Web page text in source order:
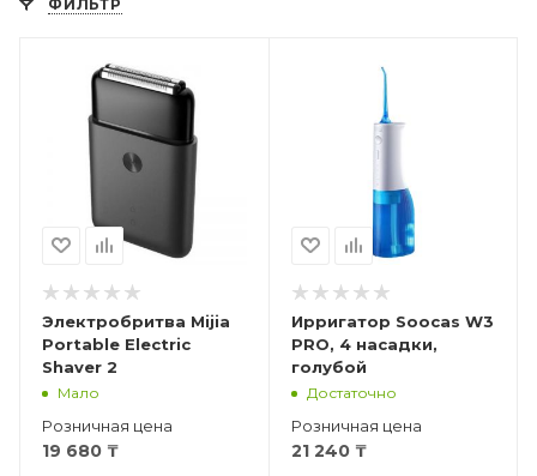
ФИЛЬТР
Электробритва Mijia
Portable Electric
Shaver 2
Мало
Розничная цена
19 680 ₸
Ирригатор Soocas W3
PRO, 4 насадки,
голубой
Достаточно
Розничная цена
21 240₸